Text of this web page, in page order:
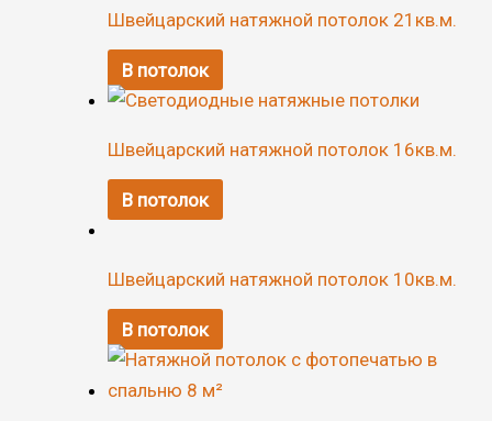
Швейцарский натяжной потолок 21кв.м.
В потолок
Швейцарский натяжной потолок 16кв.м.
В потолок
Швейцарский натяжной потолок 10кв.м.
В потолок